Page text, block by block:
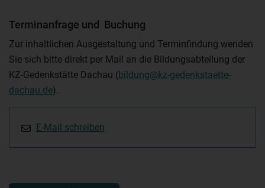
Terminanfrage und Buchung
Zur inhaltlichen Ausgestaltung und Terminfindung wenden
Sie sich bitte direkt per Mail an die Bildungsabteilung der
KZ-Gedenkstätte Dachau (bildung@kz-gedenkstaette-
dachau.de).
E-Mail schreiben